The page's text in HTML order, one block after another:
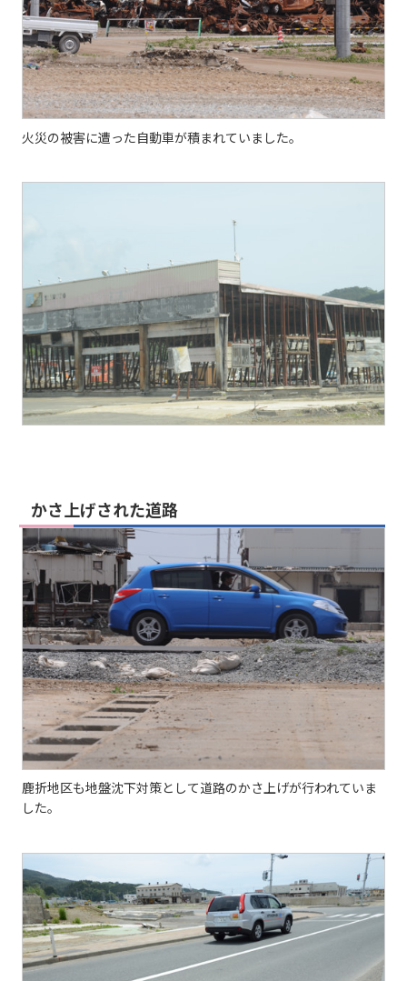
火災の被害に遭った自動車が積まれていました。
かさ上げされた道路
鹿折地区も地盤沈下対策として道路のかさ上げが行われていま
した。